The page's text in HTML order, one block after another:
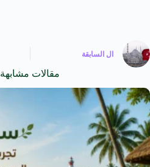
ال السابقة
مقالات مشابهة